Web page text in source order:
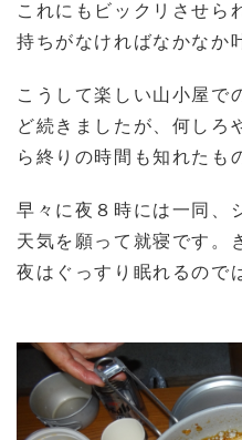
これにもビックリさせら
持ちがなければなかなか
こうして楽しい山小屋で
ど続きましたが、何しろ
ら終りの時間も知れたも
早々に夜８時には一同、
天気を願って就寝です。
夜はぐっすり眠れるので